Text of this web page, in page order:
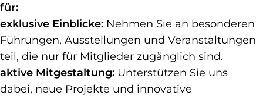
für:
exklusive Einblicke: Nehmen Sie an besonderen
Führungen, Ausstellungen und Veranstaltungen
teil, die nur für Mitglieder zugänglich sind.
aktive Mitgestaltung: Unterstützen Sie uns
dabei, neue Projekte und innovative